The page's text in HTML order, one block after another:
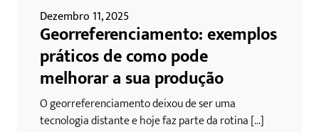
Dezembro 11, 2025
Georreferenciamento: exemplos
práticos de como pode
melhorar a sua produção
O georreferenciamento deixou de ser uma
tecnologia distante e hoje faz parte da rotina [...]